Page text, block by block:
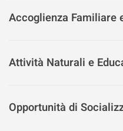
Accoglienza Familiare
Attività Naturali e
Opportunità di